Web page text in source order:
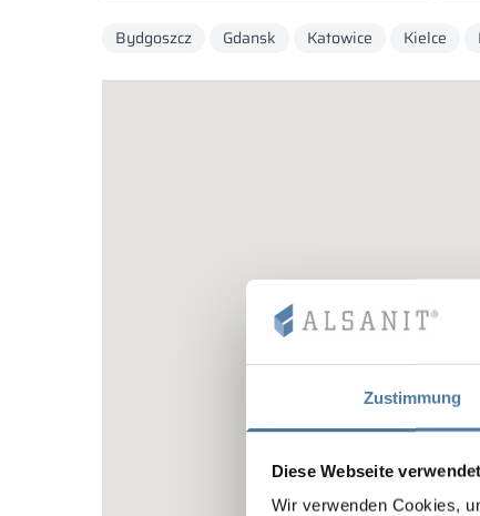
Zustimmung
Diese Webseite
Wir verwenden Cookies,
Bydgoszcz Gdansk Katowice Kielce